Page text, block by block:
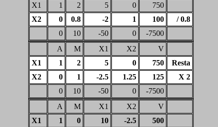
X1
1 2 5 0
750
X2
0 0.8 -2 1 100
/ 0.8
0
10 -50 0
-7500
A
M X1 X2
V
X1
1 2 5 0 750
Resta
X2
0 1 -2.5 1.25 125
X 2
0
10 -50 0
-7500
A
M X1 X2
V
X1
1 0 10 -2.5
500